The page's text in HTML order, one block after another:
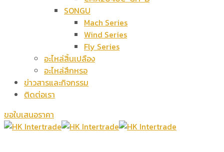
SONGU
Mach Series
Wind Series
Fly Series
อะไหล่สิ้นเปลือง
อะไหล่สึกหรอ
ข่าวสารและกิจกรรม
ติดต่อเรา
ขอใบเสนอราคา